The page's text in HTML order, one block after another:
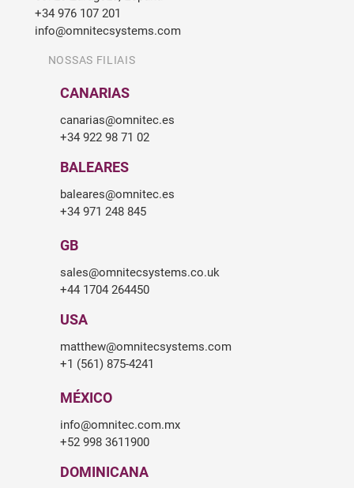
+34 976 107 201
info@omnitecsystems.com
NOSSAS FILIAIS
CANARIAS
canarias@omnitec.es
+34 922 98 71 02
BALEARES
baleares@omnitec.es
+34 971 248 845
GB
sales@omnitecsystems.co.uk
+44 1704 264450
USA
matthew@omnitecsystems.com
+1 (561) 875-4241
MÉXICO
info@omnitec.com.mx
+52 998 3611900
DOMINICANA